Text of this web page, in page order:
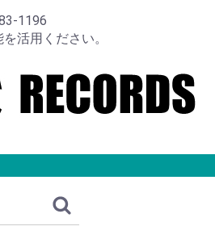
1196
活用ください。